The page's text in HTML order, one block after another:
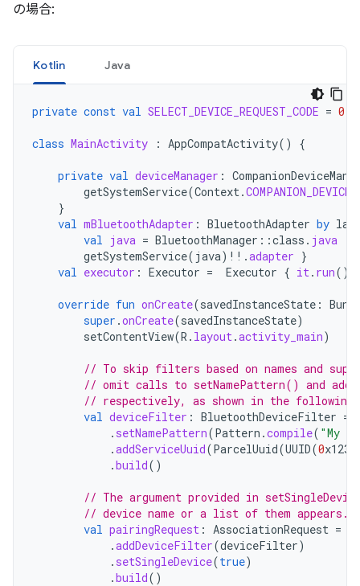
の場合:
Kotlin Java
private const val SELECT_DEVICE_REQUEST_CODE = 0
class MainActivity : AppCompatActivity() {
private val deviceManager :
getSystemService(Context .
}
val mBluetoothAdapter : BluetoothAdapter by
val
java = BluetoothManager ::class . java
getSystemService( java) !! .adapter }
val executor : Executor = Executor { it . run()
override fun onCreate(savedInstanceState :
super .onCreate(savedInstanceState)
setContentView(R . layout .activity_main)
// To skip filters based on names and
// omit calls to setNamePattern() and
// respectively, as shown in the following
val deviceFilter : BluetoothDeviceFilter =
. setNamePattern(Pattern .compile( "My
.addServiceUuid(ParcelUuid(UUID(0
.build()
// The argument provided in
// device name or a list of them appears.
val pairingRequest : AssociationRequest =
.addDeviceFilter(deviceFilter)
. setSingleDevice(true)
.build()